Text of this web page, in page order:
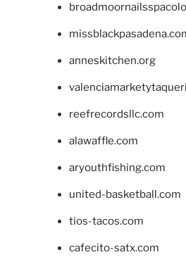
anneskitchen.org
reefrecordsllc.com
alawaffle.com
aryouthfishing.com
united-basketball.com
tios-tacos.com
cafecito-satx.com